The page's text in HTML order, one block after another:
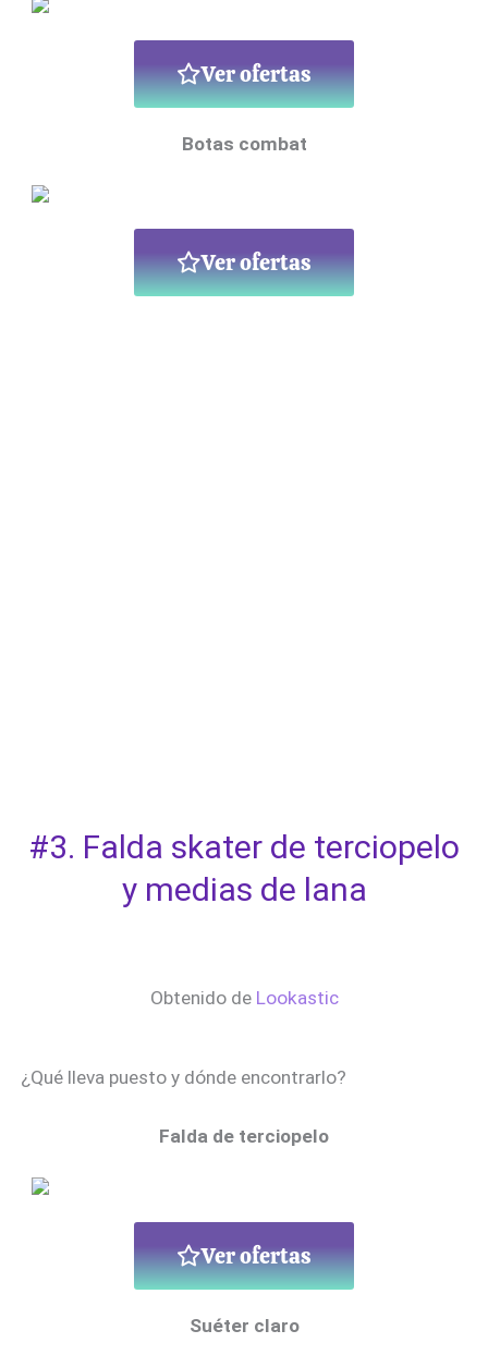
Ver ofertas
Botas combat
Ver ofertas
#3. Falda skater de terciopelo
y medias de lana
Obtenido de Lookastic
¿Qué lleva puesto y dónde encontrarlo?
Falda de terciopelo
Ver ofertas
Suéter claro